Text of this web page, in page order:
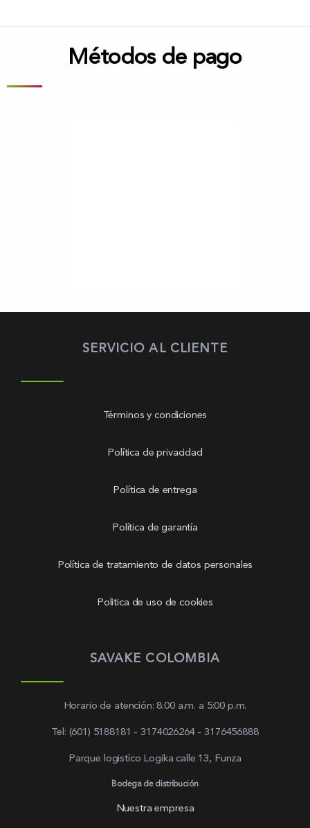
Métodos de pago
SERVICIO AL CLIENTE
Términos y condiciones
Política de privacidad
Política de entrega
Política de garantía
Política de tratamiento de datos personales
Politica de uso de cookies
SAVAKE COLOMBIA
Horario de atención: 8:00 a.m. a 5:00 p.m.
Tel: (601) 5188181 - 3174026264 - 3176456888
Parque logistíco Logika calle 13, Funza
Bodega de distribución
Nuestra empresa